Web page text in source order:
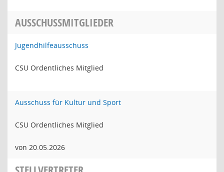
AUSSCHUSSMITGLIEDER
Jugendhilfeausschuss
CSU Ordentliches Mitglied
Ausschuss für Kultur und Sport
CSU Ordentliches Mitglied
von 20.05.2026